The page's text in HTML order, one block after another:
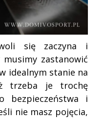
się zaczyna i
zastanowić
idealnym stanie na
trzeba je trochę
bezpieczeństwa i
nie masz pojęcia,